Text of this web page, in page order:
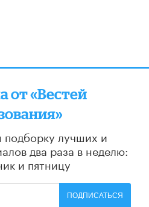
от «Вестей
лучших и
два раза в неделю:
и пятницу
ПОДПИСАТЬСЯ